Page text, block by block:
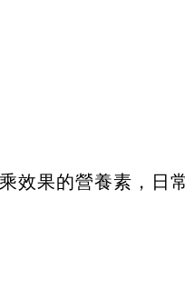
效果的營養素，日